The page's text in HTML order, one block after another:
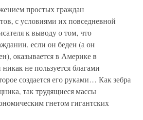
простых граждан
с условиями их повседневной
к выводу о том, что
если он беден (а он
оказывается в Америке в
не пользуется благами
создается его руками… Как зебра
так трудящиеся массы
гнетом гигантских